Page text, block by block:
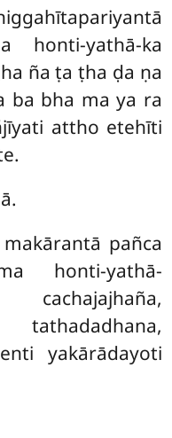
honti-yathā-ka
ña ṭa ṭha ḍa ṇa
ba bha ma ya ra
attho etehīti
pañca
honti-yathā-
yakārādayoti